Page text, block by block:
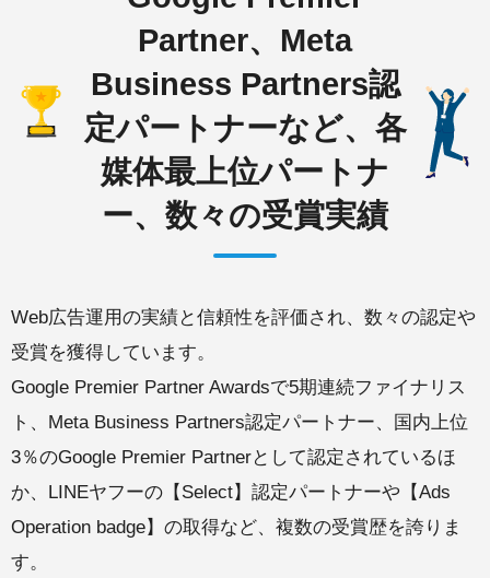
Partner、Meta
Business Partners認
定パートナーなど、各
媒体最上位パートナ
ー、数々の受賞実績
Web広告運用の実績と信頼性を評価され、数々の認定や
受賞を獲得しています。
Google Premier Partner Awardsで5期連続ファイナリス
ト、Meta Business Partners認定パートナー、国内上位
3％のGoogle Premier Partnerとして認定されているほ
か、LINEヤフーの【Select】認定パートナーや【Ads
Operation badge】の取得など、複数の受賞歴を誇りま
す。